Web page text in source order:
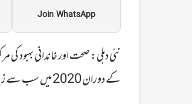
Join WhatsApp
نئی دہلی: صحت اور خاندانی بہبود
کے دوران 2020 میں سب سے زیادہ اموات کو ظاہر کرنے والی رپورٹ غیر مصدقہ اور ناقابل قبول اندازوں پر مبنی ہیں۔